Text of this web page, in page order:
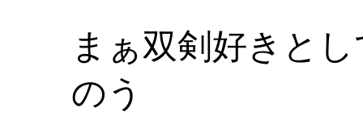
まぁ双剣好きと
のう